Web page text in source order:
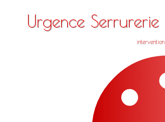
Urgence